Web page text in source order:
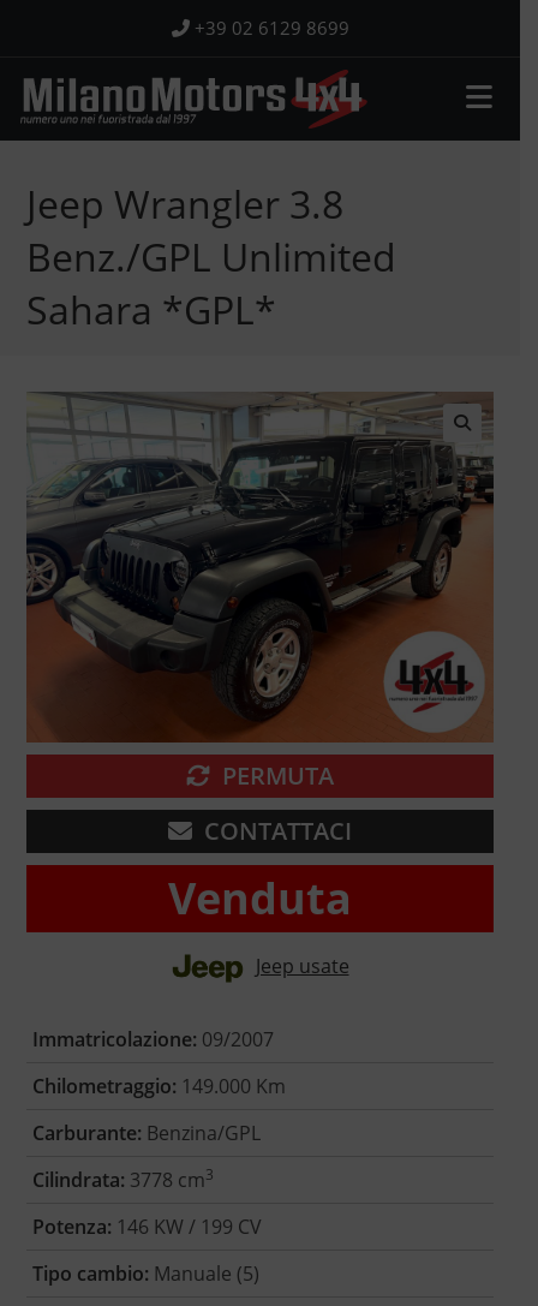
contenuto
+39 02 6129 8699
Jeep Wrangler 3.8
Benz./GPL Unlimited
Sahara *GPL*
🔍
PERMUTA
CONTATTACI
Venduta
Jeep usate
Immatricolazione: 09/2007
Chilometraggio: 149.000 Km
Carburante: Benzina/GPL
Cilindrata: 3778 cm3
Potenza: 146 KW / 199 CV
Tipo cambio: Manuale (5)